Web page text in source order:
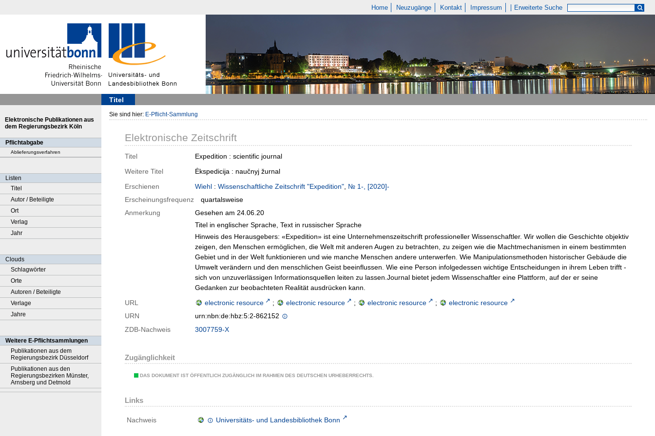
Home Neuzugänge Kontakt Impressum Erweiterte Suche
Titel
Elektronische Publikationen aus
dem Regierungsbezirk Köln
Pflichtabgabe
Ablieferungsverfahren
Listen
Titel
Autor / Beteiligte
Ort
Verlag
Jahr
Clouds
Schlagwörter
Orte
Autoren / Beteiligte
Verlage
Jahre
Weitere E-Pflichtsammlungen
Publikationen aus dem
Regierungsbezirk Düsseldorf
Publikationen aus den
Regierungsbezirken Münster,
Arnsberg und Detmold
Sie sind hier: E-Pflicht-Sammlung
Elektronische Zeitschrift
Titel
Expedition : scientific journal
Weitere Titel
Ėkspedicija : naučnyj žurnal
Erschienen
Wiehl : Wissenschaftliche Zeitschrift "Expedition", № 1-, [2020]-
Erscheinungsfrequenz
quartalsweise
Anmerkung
Gesehen am 24.06.20
Titel in englischer Sprache, Text in russischer Sprache
Hinweis des Herausgebers: «Expedition» ist eine Unternehmenszeitschrift professioneller Wissenschaftler. Wir wollen die Geschichte objektiv
zeigen, den Menschen ermöglichen, die Welt mit anderen Augen zu betrachten, zu zeigen wie die Machtmechanismen in einem bestimmten
Gebiet und in der Welt funktionieren und wie manche Menschen andere unterwerfen. Wie Manipulationsmethoden historischer Gebäude die
Umwelt verändern und den menschlichen Geist beeinflussen. Wie eine Person infolgedessen wichtige Entscheidungen in ihrem Leben trifft -
sich von unzuverlässigen Informationsquellen leiten zu lassen.Journal bietet jedem Wissenschaftler eine Plattform, auf der er seine
Gedanken zur beobachteten Realität ausdrücken kann.
URL
electronic resource ; electronic resource ; electronic resource ;
electronic resource
URN
urn:nbn:de:hbz:5:2-862152
ZDB-Nachweis
3007759-X
Zugänglichkeit
DAS DOKUMENT IST ÖFFENTLICH ZUGÄNGLICH IM RAHMEN DES DEUTSCHEN URHEBERRECHTS.
Links
Nachweis Universitäts- und Landesbibliothek Bonn